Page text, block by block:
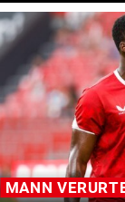
MANN